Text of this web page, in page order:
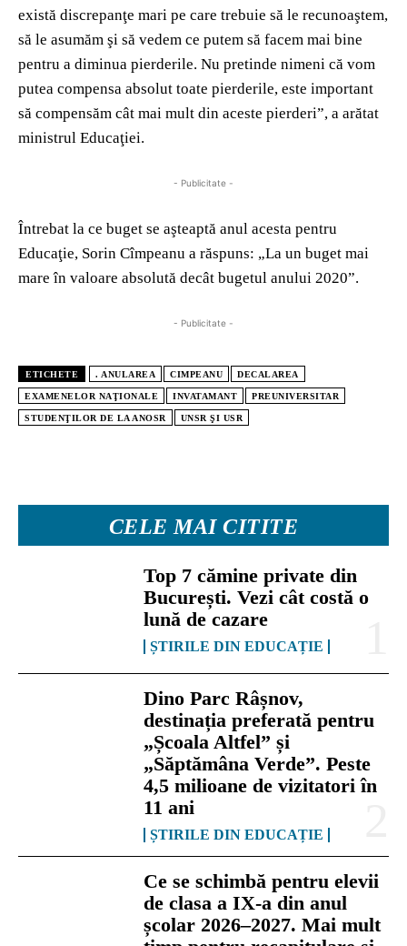
CELE MAI CITITE
Top 7 cămine private din
București. Vezi cât costă o
lună de cazare
ȘTIRILE DIN EDUCAȚIE
Dino Parc Râșnov,
destinația preferată pentru
„Școala Altfel” și
„Săptămâna Verde”. Peste
4,5 milioane de vizitatori în
11 ani
ȘTIRILE DIN EDUCAȚIE
Ce se schimbă pentru elevii
de clasa a IX-a din anul
școlar 2026–2027. Mai mult
există discrepanţe mari pe care trebuie să le recunoaştem,
să le asumăm şi să vedem ce putem să facem mai bine
pentru a diminua pierderile. Nu pretinde nimeni că vom
putea compensa absolut toate pierderile, este important
să compensăm cât mai mult din aceste pierderi”, a arătat
ministrul Educaţiei.
- Publicitate -
Întrebat la ce buget se aşteaptă anul acesta pentru
Educaţie, Sorin Cîmpeanu a răspuns: „La un buget mai
mare în valoare absolută decât bugetul anului 2020”.
- Publicitate -
ETICHETE . ANULAREA CIMPEANU DECALAREA
EXAMENELOR NAŢIONALE INVATAMANT PREUNIVERSITAR
STUDENŢILOR DE LA ANOSR UNSR ŞI USR